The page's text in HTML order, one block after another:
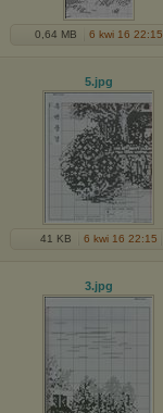
0,64 MB 6 kwi 16 22:15
5.jpg
41 KB 6 kwi 16 22:15
3.jpg